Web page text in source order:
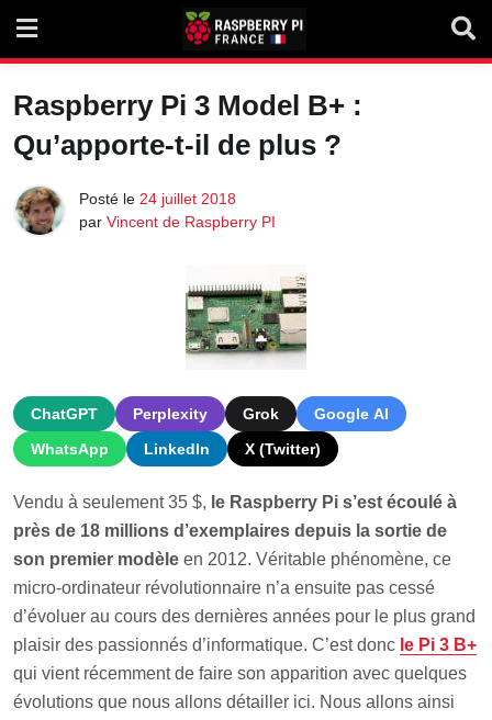
content
Raspberry Pi 3 Model B+ :
Qu’apporte-t-il de plus ?
Posté le 24 juillet 2018
par Vincent de Raspberry PI
ChatGPT Perplexity Grok
Google AI
WhatsApp
LinkedIn X (Twitter)
Vendu à seulement 35 $, le Raspberry Pi s’est écoulé à
près de 18 millions d’exemplaires depuis la sortie de
son premier modèle en 2012. Véritable phénomène, ce
micro-ordinateur révolutionnaire n’a ensuite pas cessé
d’évoluer au cours des dernières années pour le plus grand
plaisir des passionnés d’informatique. C’est donc le Pi 3 B+
qui vient récemment de faire son apparition avec quelques
évolutions que nous allons détailler ici. Nous allons ainsi